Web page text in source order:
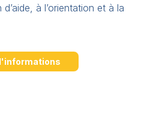
à l’orientation et à la